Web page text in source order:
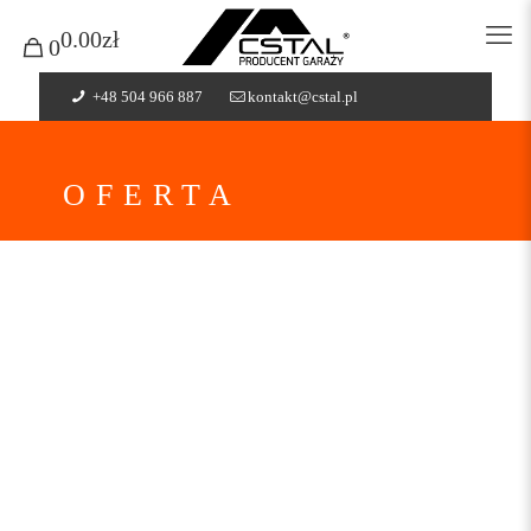
+48 504 966 887 kontakt@cstal.pl
00.00zł
OFERTA